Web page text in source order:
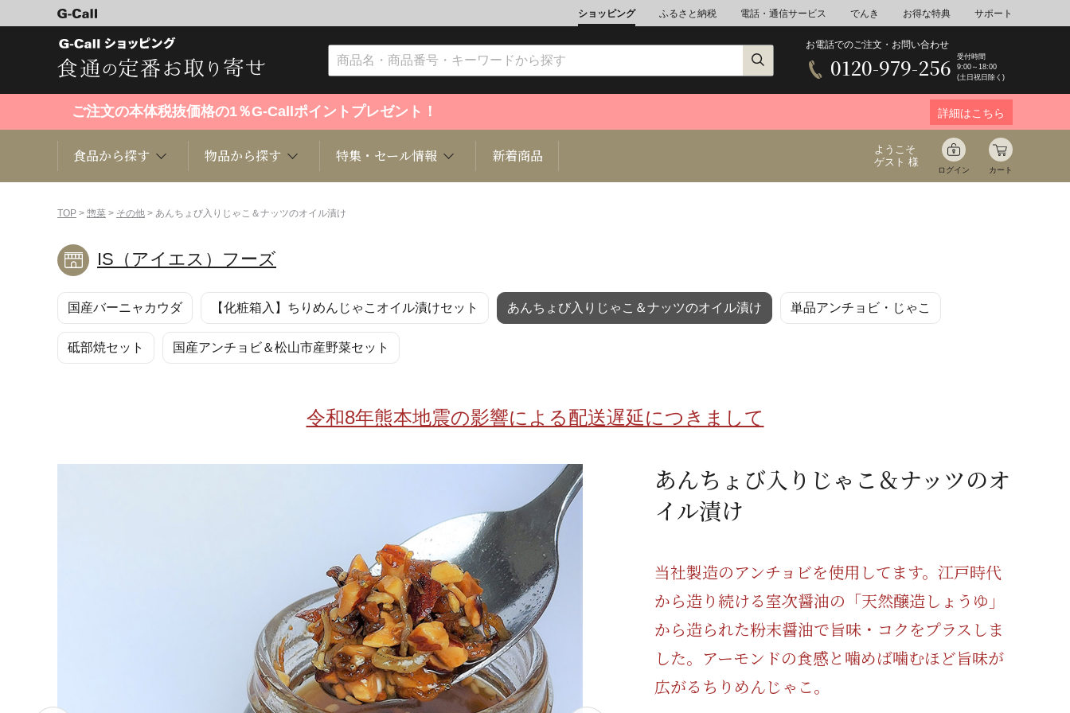
ショッピング ふるさと納税 電話・通信サービス でんき お得な特典 サポート
お電話でのご注文・お問い合わせ
0120-979-256
受付時間
9:00～18:00
(土日祝日除く)
ご注文の本体税抜価格の1％G-Callポイントプレゼント！ 詳細はこちら
食品から探す
くだもの
洋菓子 和菓子 総菜 麺類/つゆ ミネラルウォーター
お酒 珈琲/茶/ドリンク
旬の食材 ギフト 豊洲お取り寄せ
産地検索
物品から探す
趣味・雑貨
キッチン用品 ファッション 定期購読雑誌 書籍 音楽
家電 キッズベビー
ペット関連
特集・セール情報 新着商品
ようこそ
ゲスト 様
ログイン カート
TOP > 惣菜 > その他 > あんちょび入りじゃこ＆ナッツのオイル漬け
IS（アイエス）フーズ
国産バーニャカウダ 【化粧箱入】ちりめんじゃこオイル漬けセット あんちょび入りじゃこ＆ナッツのオイル漬け 単品アンチョビ・じゃこ
砥部焼セット 国産アンチョビ＆松山市産野菜セット
令和8年熊本地震の影響による配送遅延につきまして
あんちょび入りじゃこ＆ナッツのオ
イル漬け
当社製造のアンチョビを使用してます。江戸時代
から造り続ける室次醤油の「天然醸造しょうゆ」
から造られた粉末醤油で旨味・コクをプラスしま
した。アーモンドの食感と噛めば噛むほど旨味が
広がるちりめんじゃこ。